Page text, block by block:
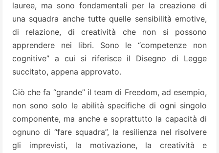
lauree, ma sono fondamentali per la creazione di
una squadra anche tutte quelle sensibilità emotive,
di relazione, di creatività che non si possono
apprendere nei libri. Sono le “competenze non
cognitive” a cui si riferisce il Disegno di Legge
succitato, appena approvato.
Ciò che fa “grande” il team di Freedom, ad esempio,
non sono solo le abilità specifiche di ogni singolo
componente, ma anche e soprattutto la capacità di
ognuno di “fare squadra”, la resilienza nel risolvere
gli imprevisti, la motivazione, la creatività e